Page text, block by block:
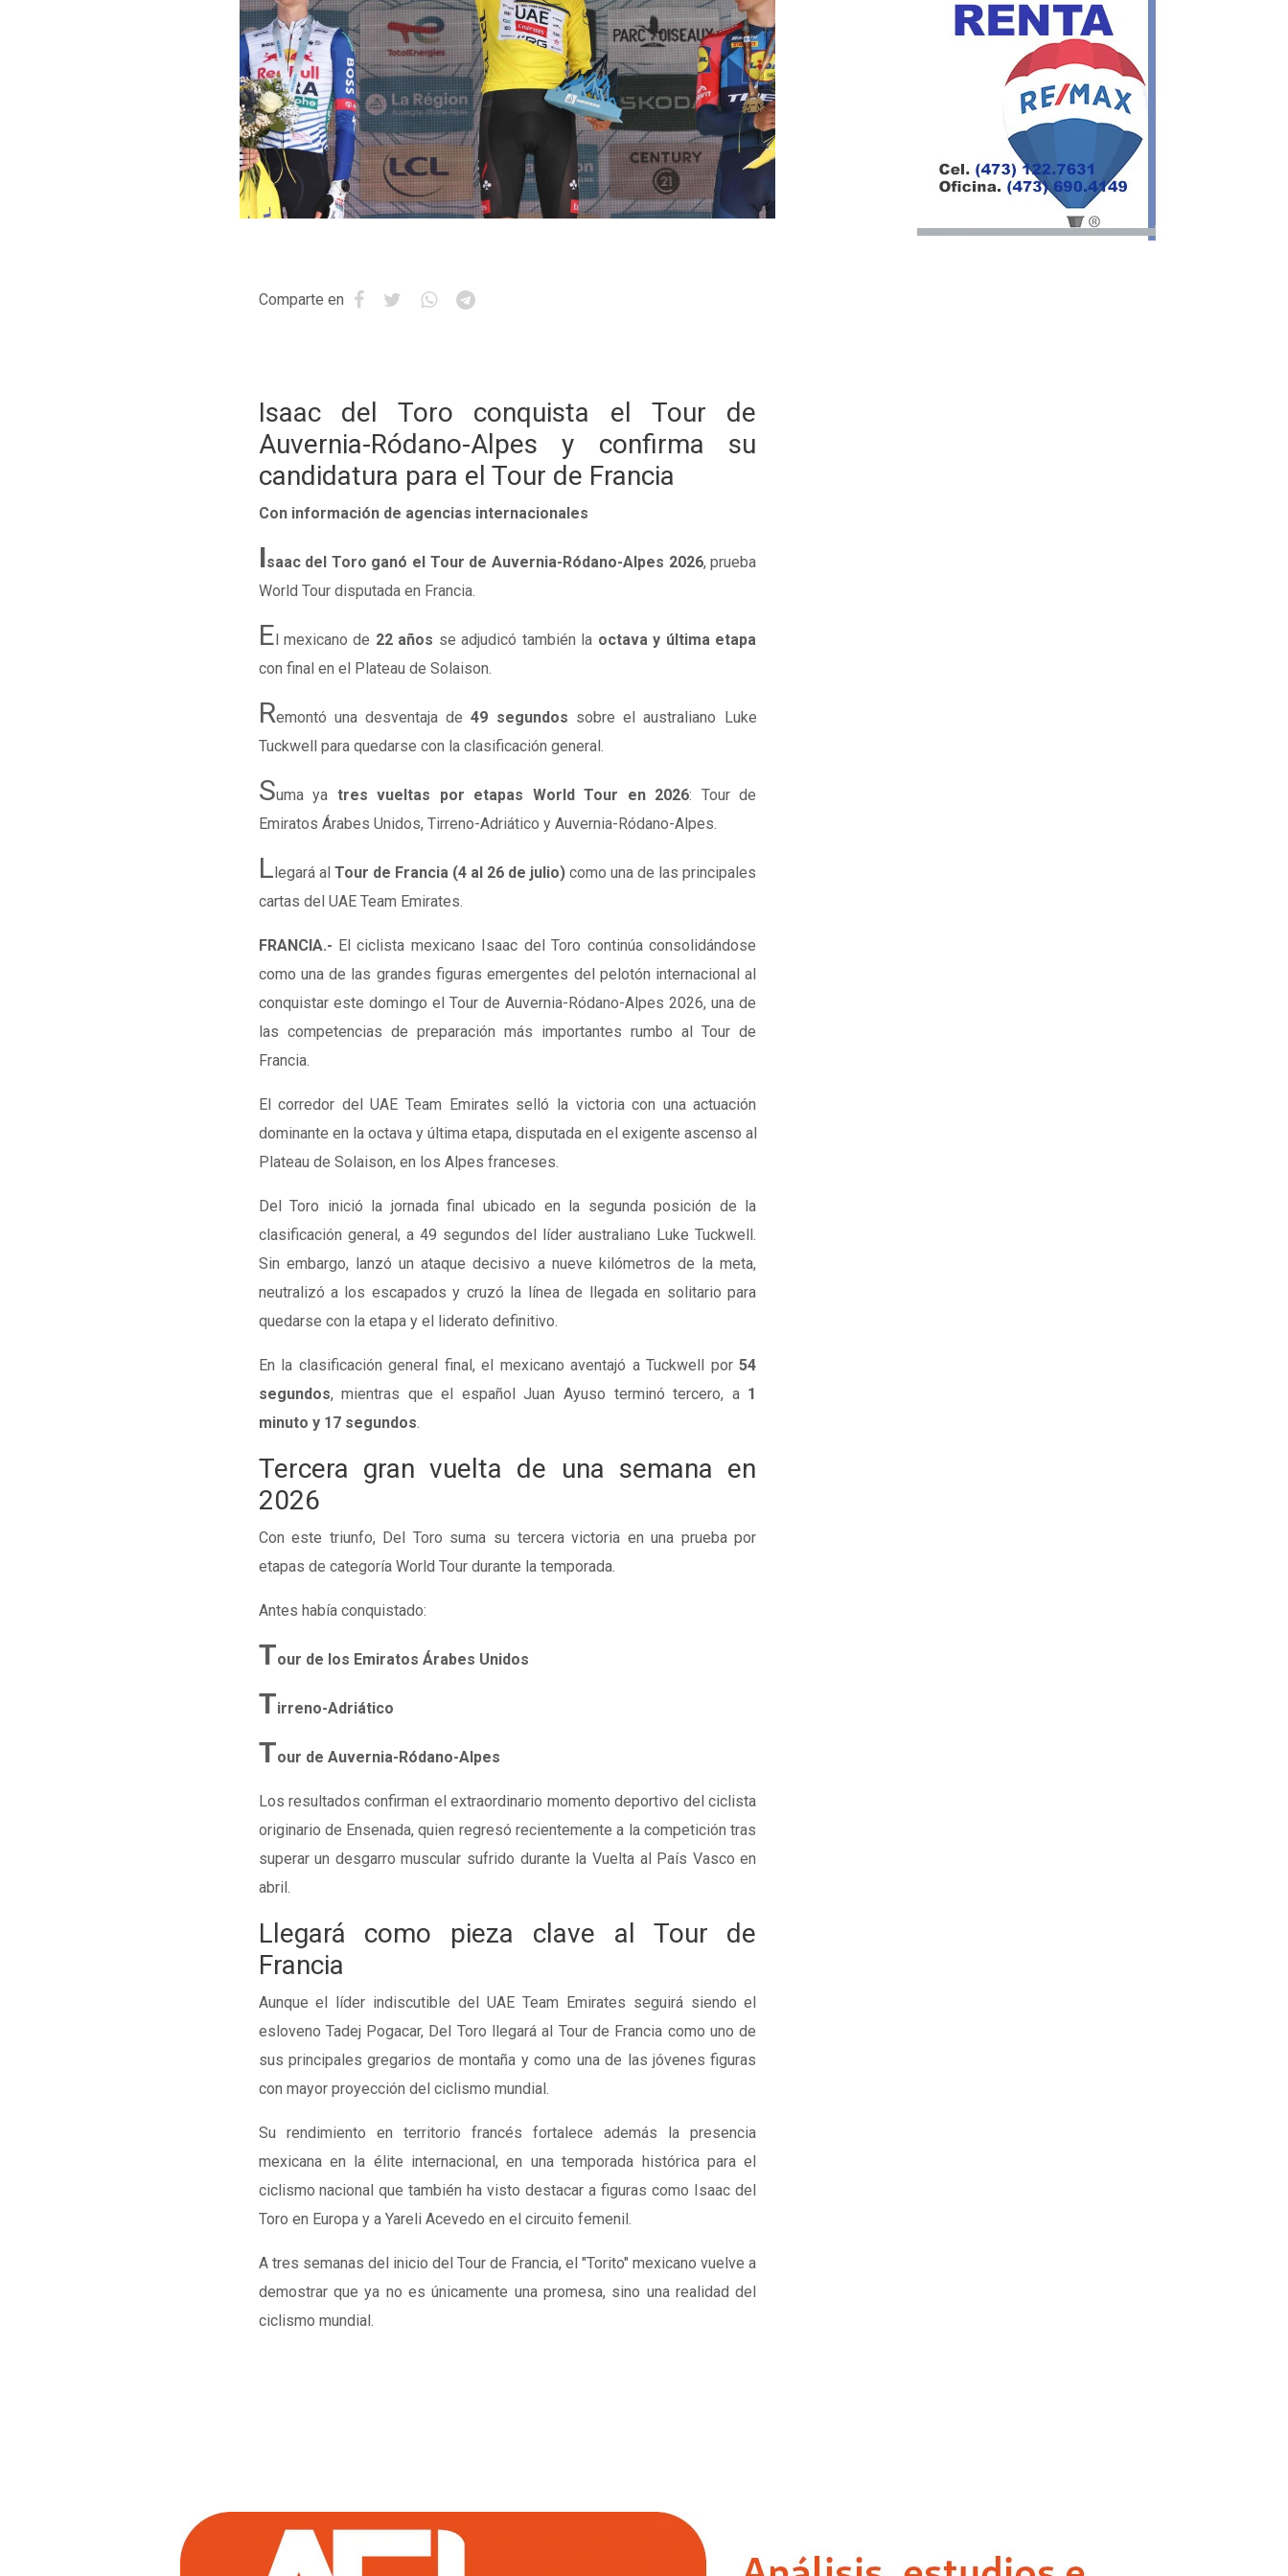
Comparte en
Isaac del Toro conquista el Tour de
Auvernia-Ródano-Alpes y confirma su
candidatura para el Tour de Francia
Con información de agencias internacionales
Isaac del Toro ganó el Tour de Auvernia-Ródano-Alpes 2026, prueba
World Tour disputada en Francia.
El mexicano de 22 años se adjudicó también la octava y última etapa
con final en el Plateau de Solaison.
Remontó una desventaja de49 segundos sobre el australiano Luke
Tuckwell para quedarse con la clasificación general.
Suma ya tres vueltas por etapas World Tour en 2026: Tour de
Emiratos Árabes Unidos, Tirreno-Adriático y Auvernia-Ródano-Alpes.
Llegará al Tour de Francia (4 al 26 de julio) como una de las principales
cartas del UAE Team Emirates.
FRANCIA.- El ciclista mexicano Isaac del Toro continúa consolidándose
como una de las grandes figuras emergentes del pelotón internacional al
conquistar este domingo el Tour de Auvernia-Ródano-Alpes 2026, una de
las competencias de preparación más importantes rumbo al Tour de
Francia.
El corredor del UAE Team Emirates selló la victoria con una actuación
dominante en la octava y última etapa, disputada en el exigente ascenso al
Plateau de Solaison, en los Alpes franceses.
Del Toro inició la jornada final ubicado en la segunda posición de la
clasificación general, a 49 segundos del líder australiano Luke Tuckwell.
Sin embargo, lanzó un ataque decisivo a nueve kilómetros de la meta,
neutralizó a los escapados y cruzó la línea de llegada en solitario para
quedarse con la etapa y el liderato definitivo.
En la clasificación general final, el mexicano aventajó a Tuckwell por54
segundos, mientras que el español Juan Ayuso terminó tercero, a 1
minuto y 17 segundos.
Tercera gran vuelta de una semana en
2026
Con este triunfo, Del Toro suma su tercera victoria en una prueba por
etapas de categoría World Tour durante la temporada.
Antes había conquistado:
Tour de los Emiratos Árabes Unidos
Tirreno-Adriático
Tour de Auvernia-Ródano-Alpes
Los resultados confirman el extraordinario momento deportivo del ciclista
originario de Ensenada, quien regresó recientemente a la competición tras
superar un desgarro muscular sufrido durante la Vuelta al País Vasco en
abril.
Llegará como pieza clave al Tour de
Francia
Aunque el líder indiscutible del UAE Team Emirates seguirá siendo el
esloveno Tadej Pogacar, Del Toro llegará al Tour de Francia como uno de
sus principales gregarios de montaña y como una de las jóvenes figuras
con mayor proyección del ciclismo mundial.
Su rendimiento en territorio francés fortalece además la presencia
mexicana en la élite internacional, en una temporada histórica para el
ciclismo nacional que también ha visto destacar a figuras como Isaac del
Toro en Europa y a Yareli Acevedo en el circuito femenil.
A tres semanas del inicio del Tour de Francia, el "Torito" mexicano vuelve a
demostrar que ya no es únicamente una promesa, sino una realidad del
ciclismo mundial.